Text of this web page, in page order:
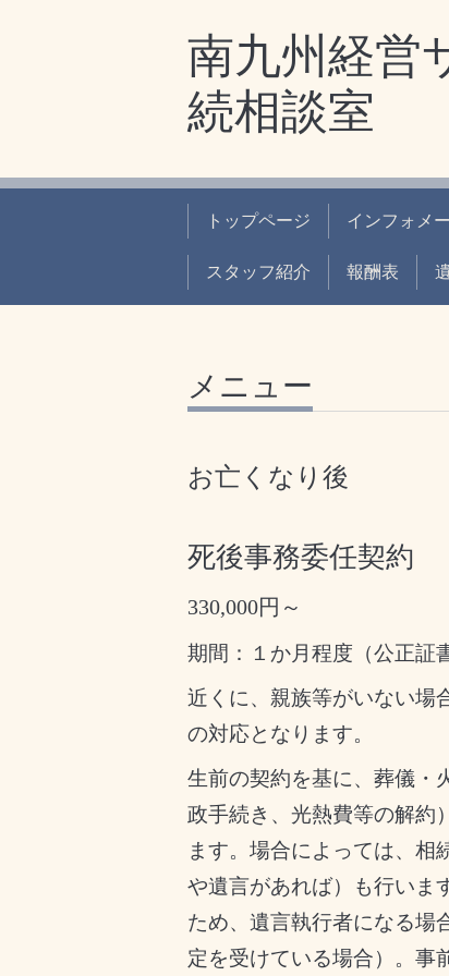
南九州経営
続相談室
トップページ インフォメ
スタッフ紹介 報酬表
メニュー
お亡くなり後
死後事務委任契約
330,000円～
期間：１か月程度（公正証
近くに、親族等がいない場
の対応となります。
生前の契約を基に、葬儀・
政手続き、光熱費等の解約
ます。場合によっては、相
や遺言があれば）も行いま
ため、遺言執行者になる場
定を受けている場合）。事